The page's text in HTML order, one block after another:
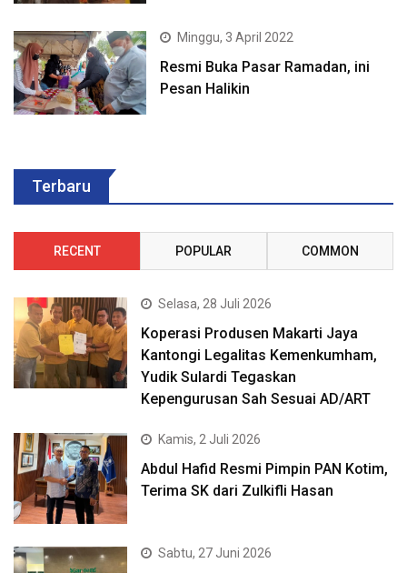
Minggu, 3 April 2022
Resmi Buka Pasar Ramadan, ini
Pesan Halikin
Terbaru
RECENT POPULAR COMMON
Selasa, 28 Juli 2026
Koperasi Produsen Makarti Jaya
Kantongi Legalitas Kemenkumham,
Yudik Sulardi Tegaskan
Kepengurusan Sah Sesuai AD/ART
Kamis, 2 Juli 2026
Abdul Hafid Resmi Pimpin PAN Kotim,
Terima SK dari Zulkifli Hasan
Sabtu, 27 Juni 2026